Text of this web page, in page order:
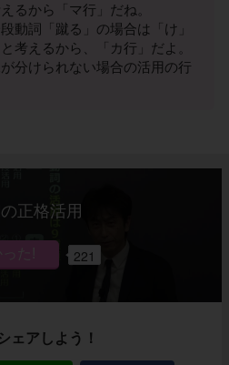
るから「マ行」だね。
動詞「蹴る」の場合は「け」
考えるから、「カ行」だよ。
分けられない場合の活用の行
正格活用
221
ェアしよう！